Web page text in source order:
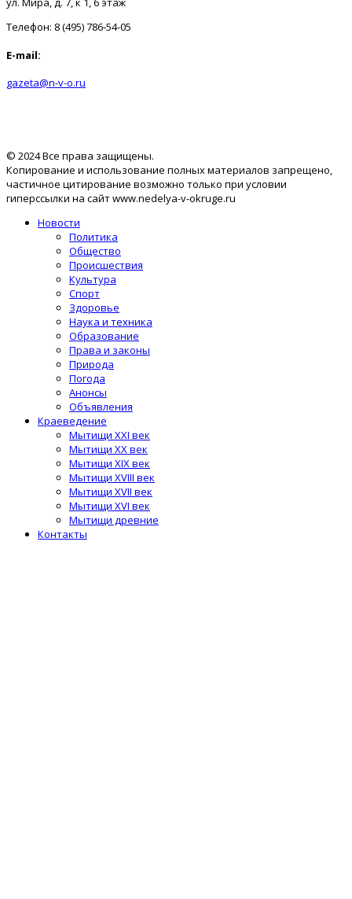
Телефон: 8 (495) 786-54-05
E-mail:
gazeta@n-v-o.ru
© 2024 Все права защищены.
Копирование и использование полных материалов запрещено,
частичное цитирование возможно только при условии
гиперссылки на сайт www.nedelya-v-okruge.ru
Новости
Политика
Общество
Происшествия
Культура
Спорт
Здоровье
Наука и техника
Образование
Права и законы
Природа
Погода
Анонсы
Объявления
Краеведение
Мытищи XXI век
Мытищи XX век
Мытищи XIX век
Мытищи XVIII век
Мытищи XVII век
Мытищи XVI век
Мытищи древние
Контакты